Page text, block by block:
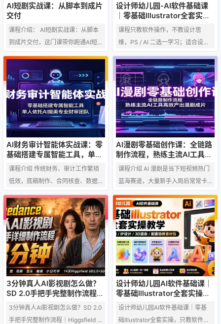
AI短剧实战课：从脚本到成片
交付
课程介绍： AI短剧实战课：从脚本
到成片交付，这门课带你跑通AI短
解爆款逻辑，手把手教你用AI完成
文案创作、角色三视图、场景道具
与分镜设计。深度进阶LibTV实操，
涵盖角色资产设定、站位锁定、导
演台运镜及提示词优化，解决角色
跳变、画面割裂等核心痛点。无论
你是想入局短剧的新手，还是寻求
提效的视频从业者，都能掌握从脚
本构思到成片交付的标…
设计师幼儿园-AI软件基础课
｜零基础Illustrator全套实
操，矢量绘图IP3D渲染配套助
教素材包
课程只教软件操作，不教设计思
维，PS / AI 二选一学习；适合设计
人，有基础人群不推荐报名。 一、
常见问答 Q：只教软件是什么软
件？ A：PS或者AI，2选1 Q：为什
么只卖99，有没有套路？ A：这个
课只教软件，不教设计，软件课只
值99 Q：有基础的能不能报名？
A：这个课只适合刚踏入设计行业，
没有基础不会软件操作技能的人
群。有基础的别来 Q：学完我能达
到什么水平？…
AI财务审计智能体实战课：零
基础搭建专属智能工具，单人
依托AI媲美专业财审团队
课程介绍 传统财务、审计工作繁琐
低效，底稿制作、合同核查、数据
错、效率难提升。本套 AI Agent 实
战落地课专为财审从业者打造，无
需编程基础，从零教学智能体搭
建、工具安装、插件配置全流程。
覆盖 Excel 审计底稿、Word 报告、
PPT 制作、内控流程图绘制等办公
场景，支持合同审查、关联方核
查、工商检索、会议纪要生成等实
操功能，搭配本地 RAG 知识库、识
图读图…
AI漫剧零基础创作课：全链路
制作流程，熟练主流AI工具高
效产出漫剧成片
课程介绍 AI 漫剧是当下短视频热门
蓝海赛道，大量新手入局后常常卡
困难、配乐生硬等问题上。本套 AI
漫剧课程从基础创作流程切入，循
序渐进讲解剪辑手法、时间轴把
控、视频高清修复、压缩导出等后
期技巧，同时教学 AI 人声与背景音
乐生成方法，整理标准化高效工作
流。课程手把手教学 Midjourney 基
础出图、即梦 4.0、Seedance2 动
态视频生成三大核心工具，全…
3分钟真人AI影视剧怎么做？
SD 2.0手把手完整制作流程｜
Higgsfield 14天SD 2.0/2.5无
限生成
3分钟真人AI影视剧怎么做？SD 2.0
手把手完整制作流程｜Higgsfield 1
设计师幼儿园AI软件基础课｜
零基础Illustrator全套实操，
只教软件，不教设计
设计师幼儿园AI软件基础课｜零基
础Illustrator全套实操，只教软件，